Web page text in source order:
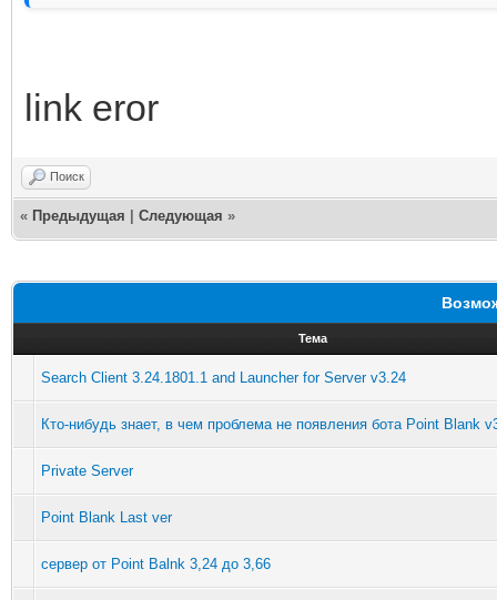
link eror
Поиск
« Предыдущая Следующая »
Тема
Search Client 3.24.1801.1 and Launcher for Server v3.24
Кто-нибудь знает, в чем проблема не появления бота Point Blank
Private Server
Point Blank Last ver
сервер от Point Balnk 3,24 до 3,66